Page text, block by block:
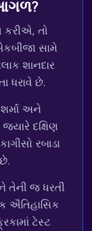
કરીએ, તો
સામે
શાનદાર
ધરાવે છે.
શર્મા અને
દક્ષિણ
રબાડા
તેની જ ધરતી
ઐતિહાસિક
ટેસ્ટ